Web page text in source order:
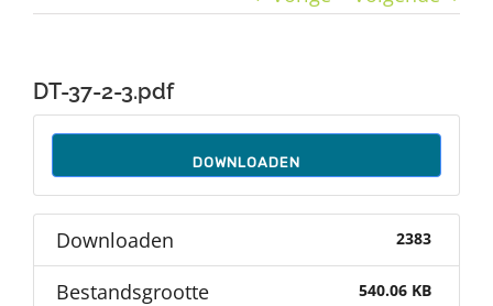
Auteurs
Over Dth
DT-37-2-3.pdf
DOWNLOADEN
Downloaden 2383
Bestandsgrootte 540.06 KB